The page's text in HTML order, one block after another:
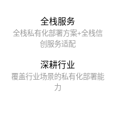
全栈服务
全栈私有化部署方案+全栈信
创服务适配
深耕行业
覆盖行业场景的私有化部署能
力